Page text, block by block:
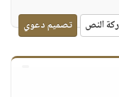
النص تصميم دعوي